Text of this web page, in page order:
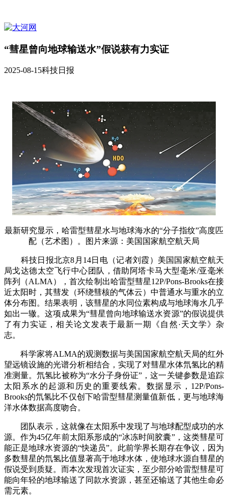
“彗星曾向地球输送水”假说获有力实证
2025-08-15科技日报
最新研究显示，哈雷型彗星水与地球海水的“分子指纹”高度匹
配（艺术图）。图片来源：美国国家航空航天局
科技日报北京8月14日电（记者刘霞）美国国家航空航天
局戈达德太空飞行中心团队，借助阿塔卡马大型毫米/亚毫米
阵列（ALMA），首次绘制出哈雷型彗星12P/Pons-Brooks在接
近太阳时，其彗发（环绕彗核的气体云）中普通水与重水的立
体分布图。结果表明，该彗星的水同位素构成与地球海水几乎
如出一辙。这项成果为“彗星曾向地球输送水资源”的假说提供
了有力实证，相关论文发表于最新一期《自然·天文学》杂
志。
科学家将ALMA的观测数据与美国国家航空航天局的红外
望远镜设施的光谱分析相结合，实现了对彗星水体氘氢比的精
准测量。氘氢比被称为“水分子身份证”，这一关键参数是追踪
太阳系水的起源和历史的重要线索。数据显示，12P/Pons-
Brooks的氘氢比不仅创下哈雷型彗星测量值新低，更与地球海
洋水体数据高度吻合。
团队表示，这就像在太阳系中发现了与地球配型成功的水
源。作为45亿年前太阳系形成的“冰冻时间胶囊”，这类彗星可
能正是地球水资源的“快递员”。此前学界长期存在争议，因为
多数彗星的氘氢比值显著高于地球水体，使地球水源自彗星的
假说受到质疑。而本次发现首次证实，至少部分哈雷型彗星可
能向年轻的地球输送了同款水资源，甚至还输送了其他生命必
需元素。